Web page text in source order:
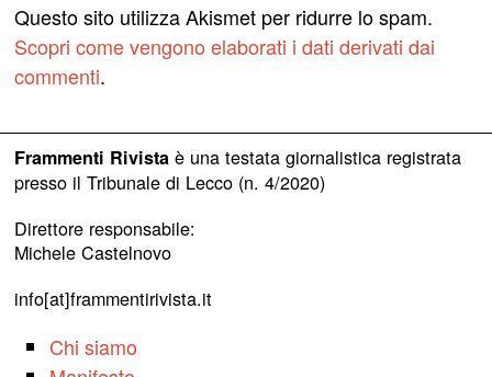
Questo sito utilizza Akismet per ridurre lo spam.
Scopri come vengono elaborati i dati derivati dai
commenti.
Frammenti Rivistaè una testata giornalistica registrata
presso il Tribunale di Lecco (n. 4/2020)
Direttore responsabile:
Michele Castelnovo
info[at]frammentirivista.it
Chi siamo